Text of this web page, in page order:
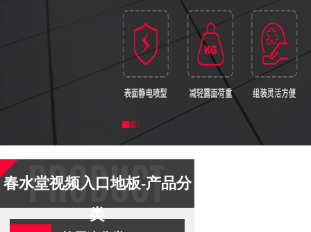
春水堂视频入口地板-产品分
类